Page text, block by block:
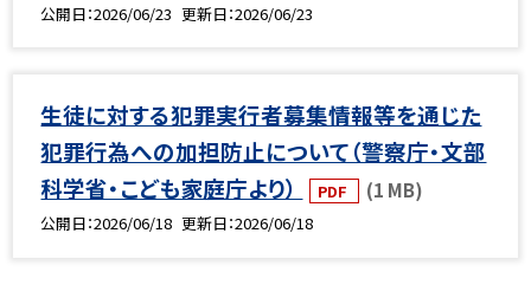
公開日 2026/06/23 更新日 2026/06/23
生徒に対する犯罪実行者募集情報等を通じた
犯罪行為への加担防止について（警察庁・文部
科学省・こども家庭庁より）
PDF (1 MB)
公開日 2026/06/18 更新日 2026/06/18